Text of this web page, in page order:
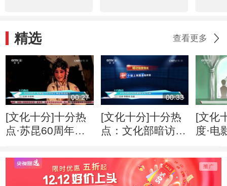
精选 查看更多
00:27
[文化十分]十分热
点·苏昆60周年：
将赴各地巡演
00:33
[文化十分]十分热
点：文化部暗访抽
[文化
度·电
个梦